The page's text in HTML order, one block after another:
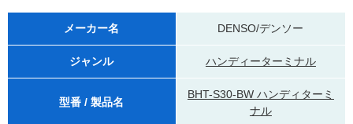
メーカー名 DENSO/デンソー
ジャンル ハンディーターミナル
型番 / 製品名
BHT-S30-BW ハンディターミ
ナル